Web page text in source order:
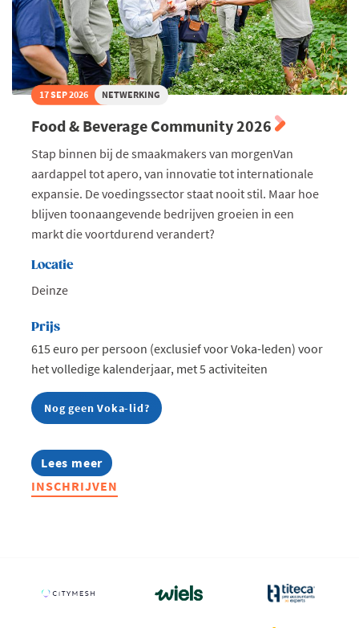
17 SEP 2026 NETWERKING
Food & Beverage Community 2026
Stap binnen bij de smaakmakers van morgenVan
aardappel tot apero, van innovatie tot internationale
expansie. De voedingssector staat nooit stil. Maar hoe
blijven toonaangevende bedrijven groeien in een
markt die voortdurend verandert?
Locatie
Deinze
Prijs
615 euro per persoon (exclusief voor Voka-leden) voor
het volledige kalenderjaar, met 5 activiteiten
Nog geen Voka-lid?
Lees meer
about
Food
&
INSCHRIJVEN